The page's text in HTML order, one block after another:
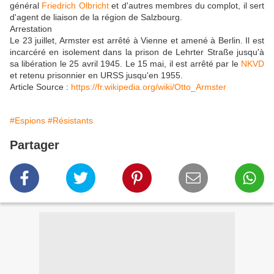
général Friedrich Olbrichtet d'autres membres du complot, il sert
d'agent de liaison de la région de Salzbourg.
Arrestation
Le 23 juillet, Armster est arrêté à Vienne et amené à Berlin. Il est
incarcéré en isolement dans la prison de Lehrter Straße jusqu'à
sa libération le 25 avril 1945. Le 15 mai, il est arrêté par le NKVD
et retenu prisonnier en URSS jusqu'en 1955.
Article Source : https://fr.wikipedia.org/wiki/Otto_Armster
#Espions #Résistants
Partager